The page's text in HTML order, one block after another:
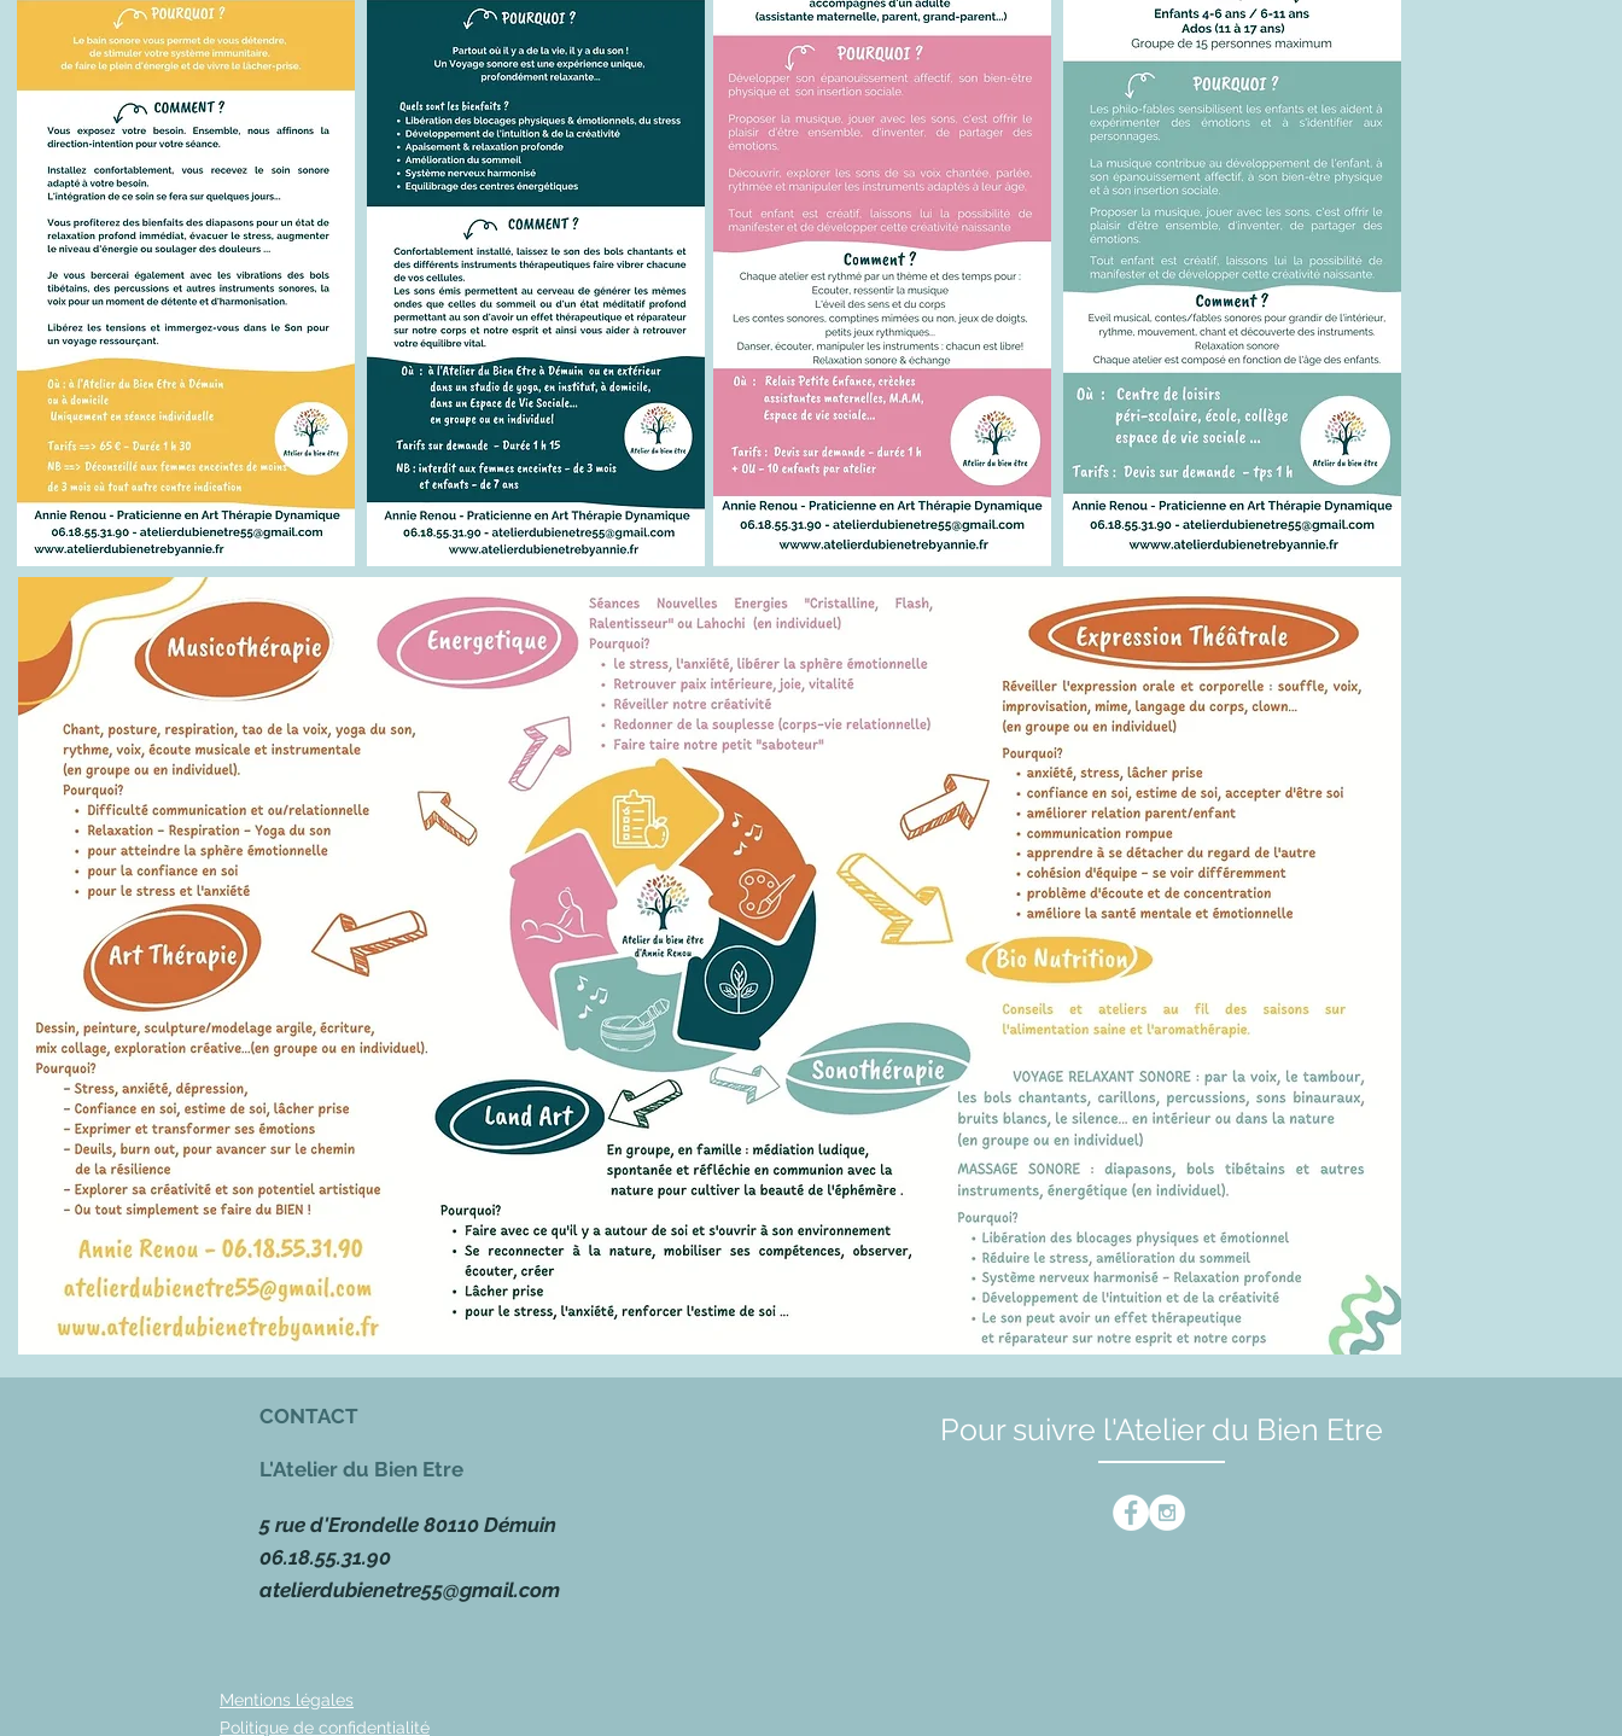
CONTACT
L'Atelier du Bien Etre
5 rue d'Erondelle 80110 Démuin
06.18.55.31.90
atelierdubienetre55@gmail.com
Pour suivre l'Atelier du Bien Etre
Mentions légales
Politique de confidentialité